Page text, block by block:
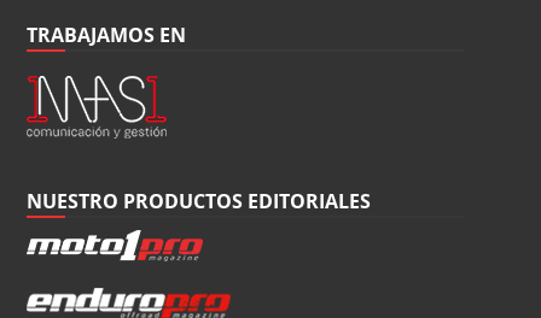
TRABAJAMOS EN
NUESTRO PRODUCTOS EDITORIALES